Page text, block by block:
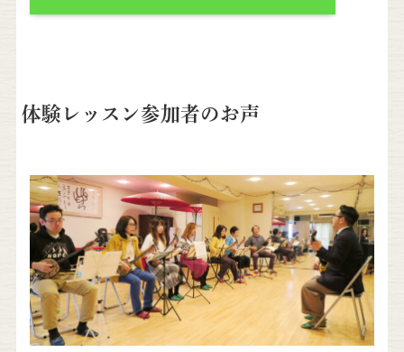
体験レッスン参加者のお声